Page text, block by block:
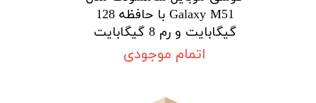
Galaxy M51 با حافظه 128
گیگابایت و رم 8 گیگابایت
اتمام موجودی